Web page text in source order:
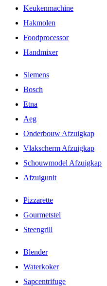
Keukenmachine
Hakmolen
Foodprocessor
Handmixer
Siemens
Bosch
Etna
Aeg
Onderbouw Afzuigkap
Vlakscherm Afzuigkap
Schouwmodel Afzuigkap
Afzuigunit
Pizzarette
Gourmetstel
Steengrill
Blender
Waterkoker
Sapcentrifuge